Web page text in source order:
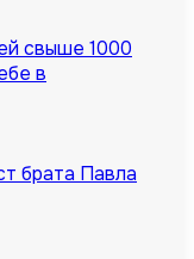
свыше 1000
в
брата Павла